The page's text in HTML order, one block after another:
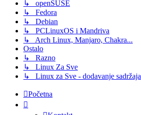
↳ openSUSE
↳ Fedora
↳ Debian
↳ PCLinuxOS i Mandriva
↳ Arch Linux, Manjaro, Chakra...
Ostalo
↳ Razno
↳ Linux Za Sve
↳ Linux za Sve - dodavanje sadržaja
Početna